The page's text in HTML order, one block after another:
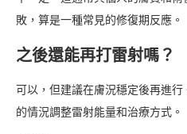
敗，算是一種常見的修復期反應。
之後還能再打雷射嗎？
可以，但建議在膚況穩定後再進
的情況調整雷射能量和治療方式。